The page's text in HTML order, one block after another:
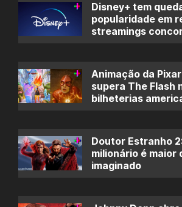
Disney+ tem
popularidade em
streamings
Animação da
supera The Flash
bilheterias
Doutor Estranho
milionário é maior
imaginado